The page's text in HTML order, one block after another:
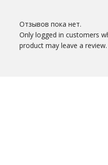
Отзывов пока нет.
Only logged in customers
product may leave a review.